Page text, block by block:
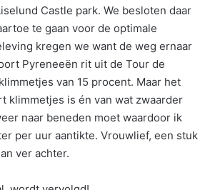
Castle park. We besloten daar
te gaan voor de optimale
kregen we want de weg ernaar
Pyreneeën rit uit de Tour de
van 15 procent. Maar het
klimmetjes is én van wat zwaarder
naar beneden moet waardoor ik
per uur aantikte. Vrouwlief, een stuk
ver achter.